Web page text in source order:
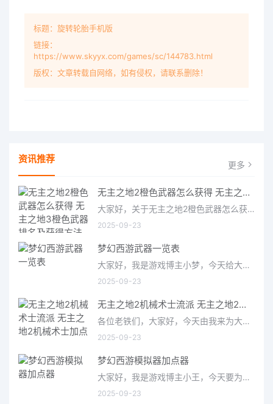
标题：旋转轮胎手机版
链接：
https://www.skyyx.com/games/sc/144783.html
版权：文章转载自网络，如有侵权，请联系删除！
资讯推荐 更多
无主之地2橙色武器怎么获得 无主之地3橙色武器排名及获得方法
大家好，关于无主之地2橙色武器怎么获得很多朋友都还不太明白，今天小编就来为大家分享关于无主之地3橙色武器排
2025-09-23
梦幻西游武器一览表
大家好，我是游戏博主小梦，今天给大家带来的是梦幻西游武器一览表。作为一款经典的国产MMORPG游戏，梦幻西游拥有
2025-09-23
无主之地2机械术士流派 无主之地2机械术士加点
各位老铁们，大家好，今天由我来为大家分享无主之地2机械术士流派，以及无主之地2机械术士加点的相关问题知识，希望
2025-09-23
梦幻西游模拟器加点器
大家好，我是游戏博主小王，今天要为大家介绍的是备受玩家关注的梦幻西游模拟器加点器。作为一款经典的仙侠类游
2025-09-23